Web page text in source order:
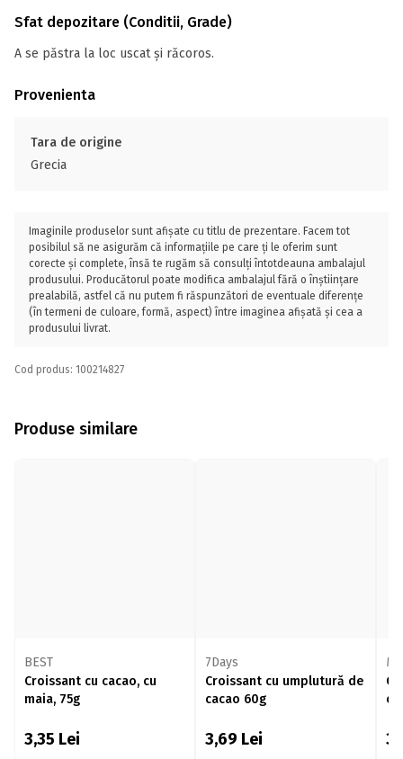
Sfat depozitare (Conditii, Grade)
A se păstra la loc uscat și răcoros.
Provenienta
Tara de origine
Grecia
Imaginile produselor sunt afișate cu titlu de prezentare. Facem tot
posibilul să ne asigurăm că informațiile pe care ți le oferim sunt
corecte și complete, însă te rugăm să consulți întotdeauna ambalajul
produsului. Producătorul poate modifica ambalajul fără o înștiințare
prealabilă, astfel că nu putem fi răspunzători de eventuale diferențe
(în termeni de culoare, formă, aspect) între imaginea afișată și cea a
produsului livrat.
Cod produs: 100214827
Produse similare
BEST
Croissant cu cacao, cu
maia, 75g
3,35 Lei
7Days
Croissant cu umplutură de
cacao 60g
3,69 Lei